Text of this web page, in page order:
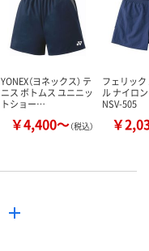
カゴへ カ
YONEX（ヨネックス） テ
ニス ボトムス ユニニッ
トショー…
￥4,400～（税込）
フェリッ
ル ナイロ
NSV-505
￥